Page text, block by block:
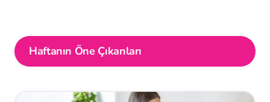
Haftanın Öne Çıkanları